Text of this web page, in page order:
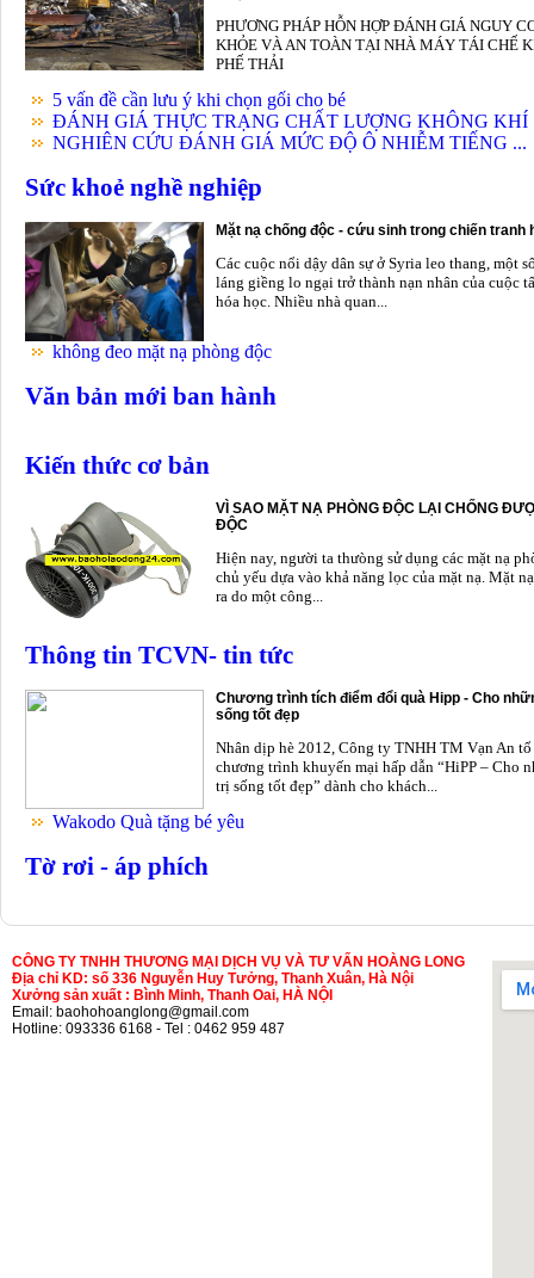
PHƯƠNG PHÁP HỖN HỢP ĐÁNH GIÁ NGUY
KHỎE VÀ AN TOÀN TẠI NHÀ MÁY TÁI CHẾ
PHẾ THẢI
5 vấn đề cần lưu ý khi chọn gối cho bé
ĐÁNH GIÁ THỰC TRẠNG CHẤT LƯỢNG KHÔNG KHÍ
NGHIÊN CỨU ĐÁNH GIÁ MỨC ĐỘ Ô NHIỄM TIẾNG ...
Sức khoẻ nghề nghiệp
Mặt nạ chống độc - cứu sinh trong chiến tranh
Các cuộc nổi dậy dân sự ở Syria leo thang, một
láng giềng lo ngại trở thành nạn nhân của cuộc
hóa học. Nhiều nhà quan...
không đeo mặt nạ phòng độc
Văn bản mới ban hành
Kiến thức cơ bản
VÌ SAO MẶT NẠ PHÒNG ĐỘC LẠI CHỐNG
ĐỘC
Hiện nay, người ta thưòng sử dụng các mặt nạ
chủ yếu dựa vào khả năng lọc của mặt nạ. Mặt
ra do một công...
Thông tin TCVN- tin tức
Chương trình tích điểm đổi quà Hipp - Cho
sống tốt đẹp
Nhân dịp hè 2012, Công ty TNHH TM Vạn An
chương trình khuyến mại hấp dẫn “HiPP – Cho
trị sống tốt đẹp” dành cho khách...
Wakodo Quà tặng bé yêu
Tờ rơi - áp phích
CÔNG TY TNHH THƯƠNG MẠI DỊCH VỤ VÀ TƯ VẤN HOÀNG LONG
Địa chỉ KD: số 336 Nguyễn Huy Tưởng, Thanh Xuân, Hà Nội
Xưởng sản xuất : Bình Minh, Thanh Oai, HÀ NỘI
Email: baohohoanglong@gmail.com
Hotline: 093336 6168 - Tel : 0462 959 487